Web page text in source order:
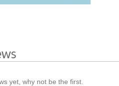
yet, why not be the first.